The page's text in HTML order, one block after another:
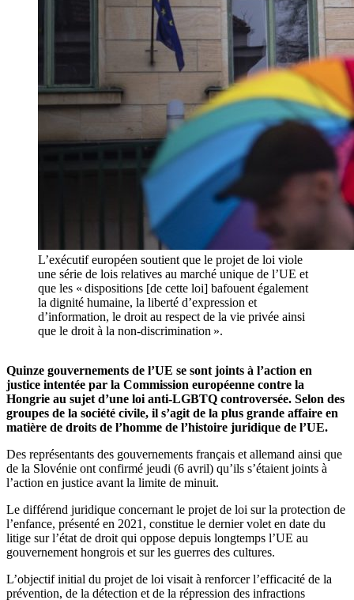
L’exécutif européen soutient que le projet de loi viole
une série de lois relatives au marché unique de l’UE et
que les « dispositions [de cette loi] bafouent également
la dignité humaine, la liberté d’expression et
d’information, le droit au respect de la vie privée ainsi
que le droit à la non-discrimination ».
Quinze gouvernements de l’UE se sont joints à l’action en
justice intentée par la Commission européenne contre la
Hongrie au sujet d’une loi anti-LGBTQ controversée. Selon des
groupes de la société civile, il s’agit de la plus grande affaire en
matière de droits de l’homme de l’histoire juridique de l’UE.
Des représentants des gouvernements français et allemand ainsi que
de la Slovénie ont confirmé jeudi (6 avril) qu’ils s’étaient joints à
l’action en justice avant la limite de minuit.
Le différend juridique concernant le projet de loi sur la protection de
l’enfance, présenté en 2021, constitue le dernier volet en date du
litige sur l’état de droit qui oppose depuis longtemps l’UE au
gouvernement hongrois et sur les guerres des cultures.
L’objectif initial du projet de loi visait à renforcer l’efficacité de la
prévention, de la détection et de la répression des infractions